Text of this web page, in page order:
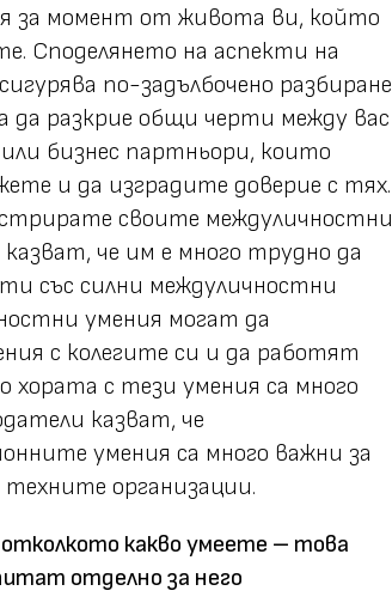
за момент от живота ви, който
Споделянето на аспекти на
по-задълбочено разбиране
разкрие общи черти между вас
бизнес партньори, които
и да изградите доверие с тях.
своите междуличностни
че им е много трудно да
със силни междуличностни
умения могат да
с колегите си и да работят
хората с тези умения са много
казват, че
умения са много важни за
организации.
какво умеете – това
отделно за него